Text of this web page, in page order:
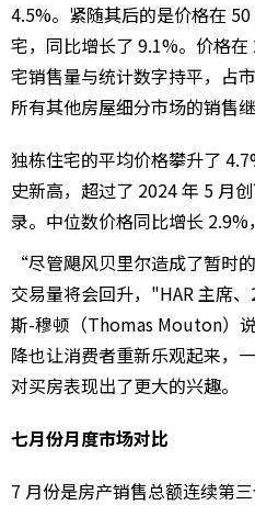
4.5%。紧随其后的是价格在
宅，同比增长了 9.1%。价格
宅销售量与统计数字持平，占
所有其他房屋细分市场的销售继
独栋住宅的平均价格攀升了
史新高，超过了 2024 年 5 月
录。中位数价格同比增长 2.9%
“尽管飓风贝里尔造成了暂时
交易量将会回升，"HAR 主席
斯-穆顿（Thomas Mouton）
降也让消费者重新乐观起来，
对买房表现出了更大的兴趣。
七月份月度市场对比
7 月份是房产销售总额连续第